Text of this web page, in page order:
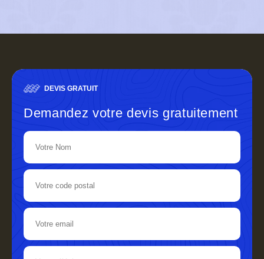
DEVIS GRATUIT
Demandez votre devis gratuitement